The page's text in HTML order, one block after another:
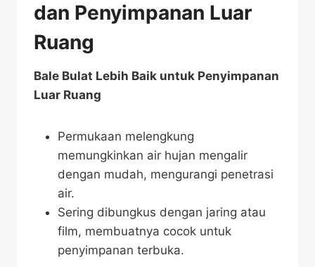
dan Penyimpanan Luar
Ruang
Bale Bulat Lebih Baik untuk Penyimpanan
Luar Ruang
Permukaan melengkung
memungkinkan air hujan mengalir
dengan mudah, mengurangi penetrasi
air.
Sering dibungkus dengan jaring atau
film, membuatnya cocok untuk
penyimpanan terbuka.